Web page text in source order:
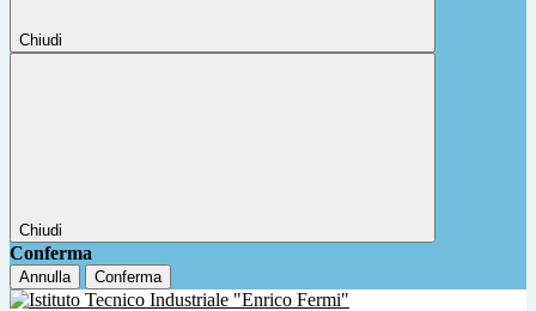
Chiudi
Chiudi
Conferma
Annulla Conferma